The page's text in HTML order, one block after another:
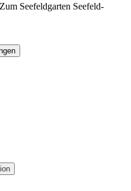
Seefeldgarten Seefeld-